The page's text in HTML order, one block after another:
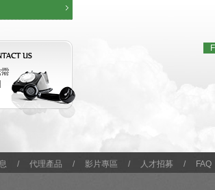
/ 代理產品 / 影片專區 / 人才招募 / FAQ